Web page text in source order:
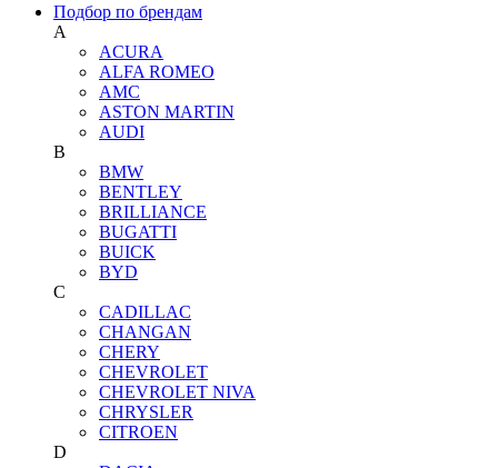
Подбор по брендам
A
ACURA
ALFA ROMEO
AMC
ASTON MARTIN
AUDI
B
BMW
BENTLEY
BRILLIANCE
BUGATTI
BUICK
BYD
C
CADILLAC
CHANGAN
CHERY
CHEVROLET
CHEVROLET NIVA
CHRYSLER
CITROEN
D